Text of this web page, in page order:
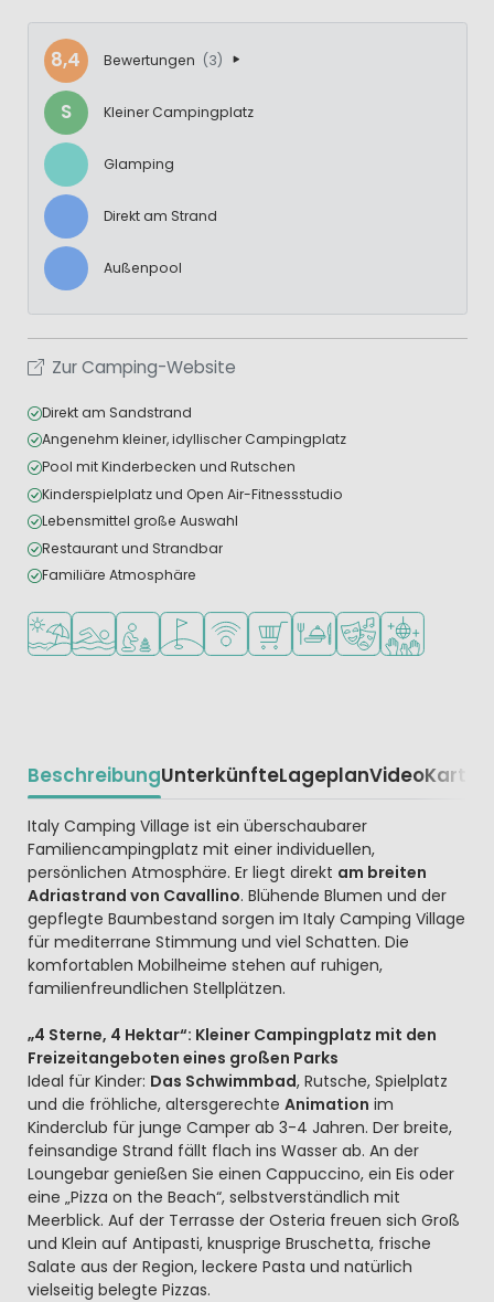
8,4 Bewertungen (3)
S Kleiner Campingplatz
Glamping
Direkt am Strand
Außenpool
Zur Camping-Website
Direkt am Sandstrand
Angenehm kleiner, idyllischer Campingplatz
Pool mit Kinderbecken und Rutschen
Kinderspielplatz und Open Air-Fitnessstudio
Lebensmittel große Auswahl
Restaurant und Strandbar
Familiäre Atmosphäre
Am Strand und Meer
FreibadEmpfohlen für kleine Kinder
Golfplatz in der Nähe
WLAN verfügbar
Supermarkt/Laden
Restaurant oder Pizzeria
Animationsteam
Diskothek
BeschreibungUnterkünfteLageplanVideoKarte
Beschrijving
Italy Camping Village ist ein überschaubarer
Familiencampingplatz mit einer individuellen,
persönlichen Atmosphäre. Er liegt direkt am breiten
Adriastrand von Cavallino. Blühende Blumen und der
gepflegte Baumbestand sorgen im Italy Camping Village
für mediterrane Stimmung und viel Schatten. Die
komfortablen Mobilheime stehen auf ruhigen,
familienfreundlichen Stellplätzen.
„4 Sterne, 4 Hektar“: Kleiner Campingplatz mit den
Freizeitangeboten eines großen Parks
Ideal für Kinder: Das Schwimmbad, Rutsche, Spielplatz
und die fröhliche, altersgerechte Animation im
Kinderclub für junge Camper ab 3-4 Jahren. Der breite,
feinsandige Strand fällt flach ins Wasser ab. An der
Loungebar genießen Sie einen Cappuccino, ein Eis oder
eine „Pizza on the Beach“, selbstverständlich mit
Meerblick. Auf der Terrasse der Osteria freuen sich Groß
und Klein auf Antipasti, knusprige Bruschetta, frische
Salate aus der Region, leckere Pasta und natürlich
vielseitig belegte Pizzas.